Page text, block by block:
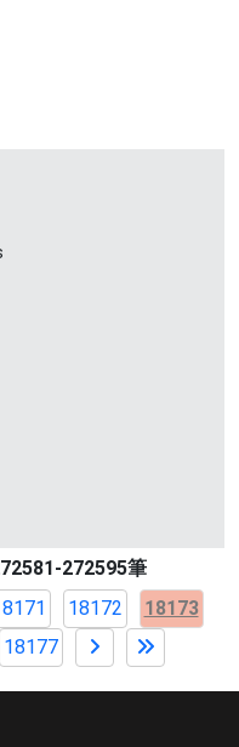
272595筆
18172
18173
18177